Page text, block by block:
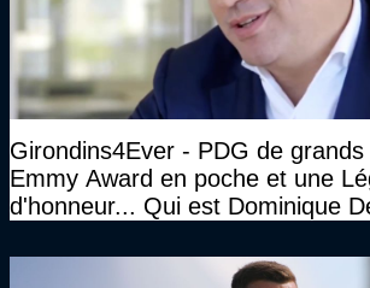
Girondins4Ever - PDG de
Emmy Award en poche et une
d'honneur... Qui est Dominique